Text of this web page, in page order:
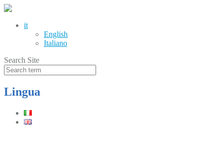
it
English
Italiano
Search Site
Lingua